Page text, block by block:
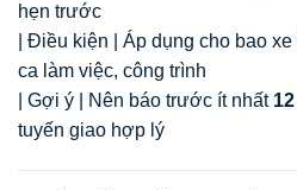
hẹn trước
| Điều kiện | Áp dụng cho bao
ca làm việc, công trình
| Gợi ý | Nên báo trước ít nhất
tuyến giao hợp lý